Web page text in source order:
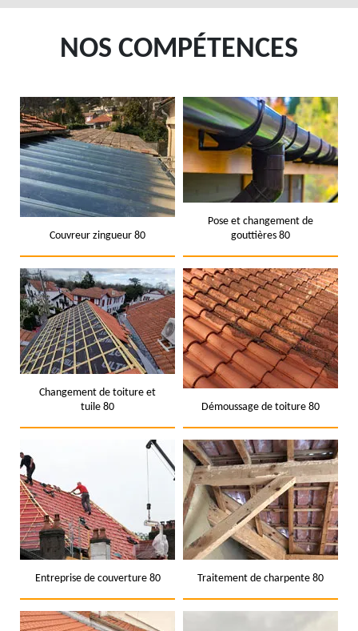
NOS COMPÉTENCES
Couvreur zingueur 80
Pose et changement de
gouttières 80
Changement de toiture et
tuile 80
Démoussage de toiture 80
Entreprise de couverture 80 Traitement de charpente 80